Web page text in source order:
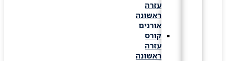
עזרה
ראשונה
אורנים
קורס
עזרה
ראשונה